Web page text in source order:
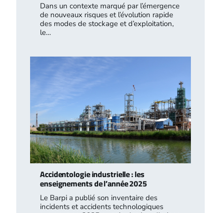
Dans un contexte marqué par l’émergence
de nouveaux risques et l’évolution rapide
des modes de stockage et d’exploitation,
le…
Accidentologie industrielle : les
enseignements de l’année 2025
Le Barpi a publié son inventaire des
incidents et accidents technologiques